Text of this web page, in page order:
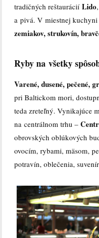
tradičných reštauráciíLido
a pivá. V miestnej kuchyni
zemiakov, strukovín,
Ryby na všetky
Varené, dusené, pečené,
pri Baltickom mori,
teda zreteľný. Vynikajúce
na centrálnom trhu –
obrovských oblúkových
ovocím, rybami, mäsom,
potravín, oblečenia,